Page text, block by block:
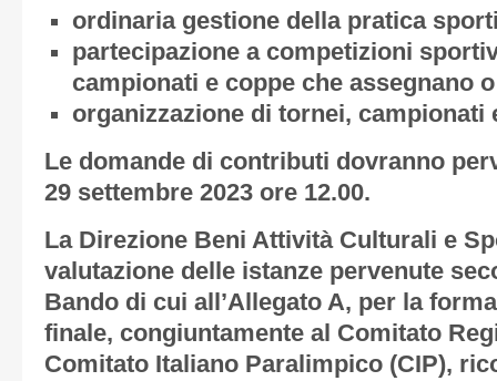
ordinaria gestione della pratica
partecipazione a competizioni
campionati e coppe che assegnano
organizzazione di tornei, campionati
Le domande di contributi dovranno
29 settembre 2023 ore 12.00.
La Direzione Beni Attività Culturali e
valutazione delle istanze pervenute
Bando di cui all’Allegato A, per la
finale, congiuntamente al Comitato
Comitato Italiano Paralimpico (CIP),